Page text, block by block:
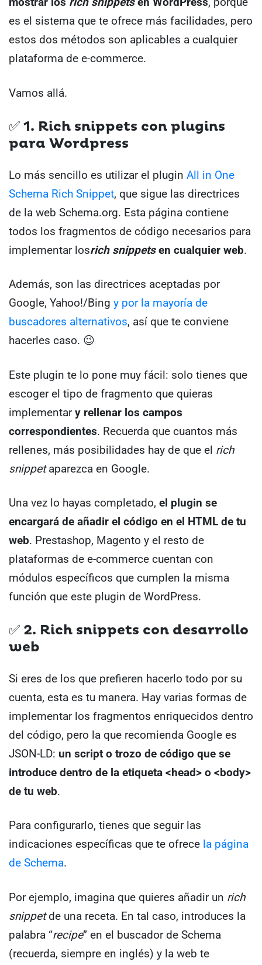
es el sistema que te ofrece más facilidades, pero
estos dos métodos son aplicables a cualquier
plataforma de e-commerce.
Vamos allá.
✅ 1. Rich snippets con plugins
para Wordpress
Lo más sencillo es utilizar el plugin All in One
Schema Rich Snippet, que sigue las directrices
de la web Schema.org. Esta página contiene
todos los fragmentos de código necesarios para
implementar losrich snippetsen cualquier web.
Además, son las directrices aceptadas por
Google, Yahoo!/Bing y por la mayoría de
buscadores alternativos, así que te conviene
hacerles caso. 😉
Este plugin te lo pone muy fácil: solo tienes que
escoger el tipo de fragmento que quieras
implementary rellenar los campos
correspondientes. Recuerda que cuantos más
rellenes, más posibilidades hay de que el rich
snippetaparezca en Google.
Una vez lo hayas completado, el plugin se
encargará de añadir el código en el HTML de tu
web. Prestashop, Magento y el resto de
plataformas de e-commerce cuentan con
módulos específicos que cumplen la misma
función que este plugin de WordPress.
✅ 2. Rich snippets con desarrollo
web
Si eres de los que prefieren hacerlo todo por su
cuenta, esta es tu manera. Hay varias formas de
implementar los fragmentos enriquecidos dentro
del código, pero la que recomienda Google es
JSON-LD: un script o trozo de código que se
introduce dentro de la etiqueta <head> o <body>
de tu web.
Para configurarlo, tienes que seguir las
indicaciones específicas que te ofrece la página
de Schema.
Por ejemplo, imagina que quieres añadir un rich
snippetde una receta. En tal caso, introduces la
palabra “recipe” en el buscador de Schema
(recuerda, siempre en inglés) y la web te